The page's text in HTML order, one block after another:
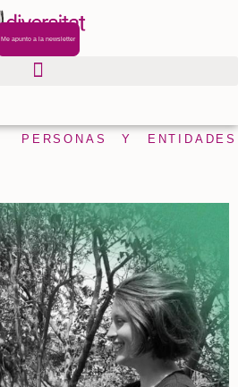
Me apunto a la newsletter
PERSONAS Y ENTIDADES